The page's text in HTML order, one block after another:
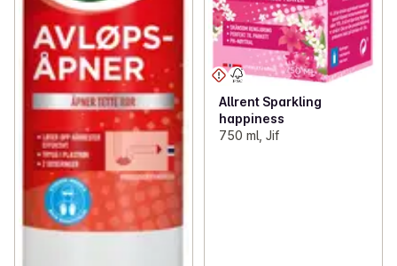
Allrent Sparkling
happiness
750 ml, Jif